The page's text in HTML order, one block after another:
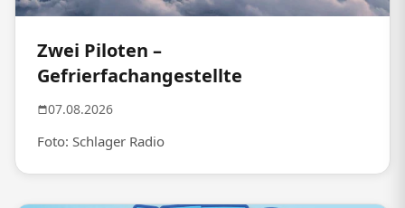
Zwei Piloten –
Gefrierfachangestellte
07.08.2026
Foto: Schlager Radio